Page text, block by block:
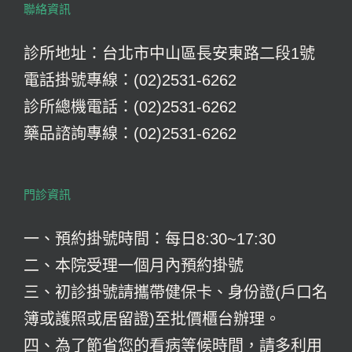
聯絡資訊
診所地址：台北市中山區長安東路二段1號
電話掛號專線：(02)2531-6262
診所總機電話：(02)2531-6262
藥品諮詢專線：(02)2531-6262
門診資訊
一、預約掛號時間：每日8:30~17:30
二、本院受理一個月內預約掛號
三、初診掛號請攜帶健保卡、身份證(戶口名
簿或護照或居留證)至批價櫃台辦理。
四、為了節省您的看病等候時間，請多利用